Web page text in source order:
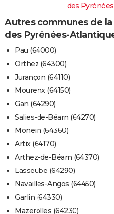
des
Autres communes de
des Pyrénées-
Pau (64000)
Orthez (64300)
Jurançon (64110)
Mourenx (64150)
Gan (64290)
Salies-de-Béarn (64270)
Monein (64360)
Artix (64170)
Arthez-de-Béarn (64370)
Lasseube (64290)
Navailles-Angos (64450)
Garlin (64330)
Mazerolles (64230)